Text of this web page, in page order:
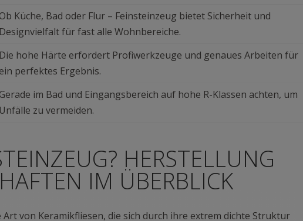
Ob Küche, Bad oder Flur – Feinsteinzeug bietet Sicherheit und
Designvielfalt für fast alle Wohnbereiche.
Die hohe Härte erfordert Profiwerkzeuge und genaues Arbeiten für
ein perfektes Ergebnis.
Gerade im Bad und Eingangsbereich auf hohe R-Klassen achten, um
Unfälle zu vermeiden.
HERSTELLUNG
IM ÜBERBLICK
von Keramikfliesen, die sich durch ihre extrem dichte Struktur